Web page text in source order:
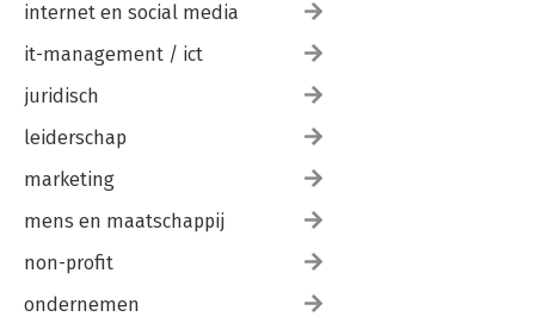
internet en social media
it-management / ict
juridisch
leiderschap
marketing
mens en maatschappij
non-profit
ondernemen